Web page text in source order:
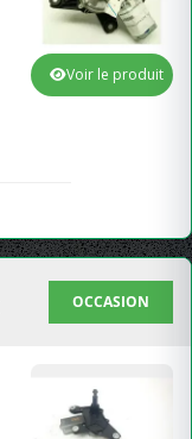
Voir le produit
OCCASION